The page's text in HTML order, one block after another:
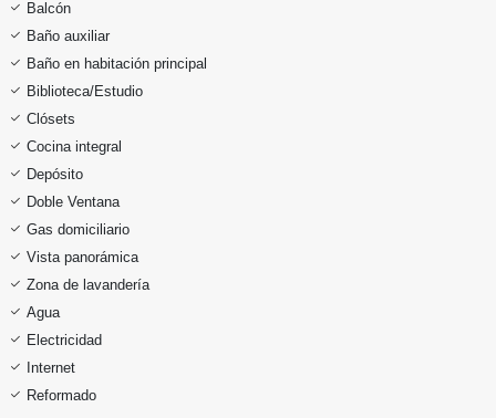
Balcón
Baño auxiliar
Baño en habitación principal
Biblioteca/Estudio
Clósets
Cocina integral
Depósito
Doble Ventana
Gas domiciliario
Vista panorámica
Zona de lavandería
Agua
Electricidad
Internet
Reformado